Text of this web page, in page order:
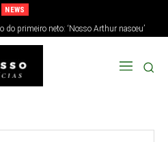
NEWS
do primeiro neto: ‘Nosso Arthur nasceu’